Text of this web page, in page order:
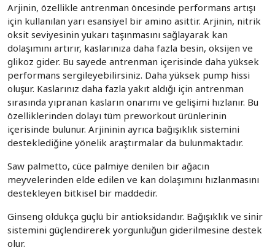
Arjinin, özellikle antrenman öncesinde performans artışı
için kullanılan yarı esansiyel bir amino asittir. Arjinin, nitrik
oksit seviyesinin yukarı taşınmasını sağlayarak kan
dolaşımını artırır, kaslarınıza daha fazla besin, oksijen ve
glikoz gider. Bu sayede antrenman içerisinde daha yüksek
performans sergileyebilirsiniz. Daha yüksek pump hissi
oluşur. Kaslarınız daha fazla yakıt aldığı için antrenman
sırasında yıpranan kasların onarımı ve gelişimi hızlanır. Bu
özelliklerinden dolayı tüm preworkout ürünlerinin
içerisinde bulunur. Arjininin ayrıca bağışıklık sistemini
desteklediğine yönelik araştırmalar da bulunmaktadır.
Saw palmetto, cüce palmiye denilen bir ağacın
meyvelerinden elde edilen ve kan dolaşımını hızlanmasını
destekleyen bitkisel bir maddedir.
Ginseng oldukça güçlü bir antioksidandır. Bağışıklık ve sinir
sistemini güçlendirerek yorgunluğun giderilmesine destek
olur.